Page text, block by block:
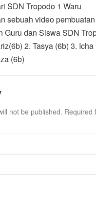
SDN Tropodo 1 Waru
sebuah video
Guru dan Siswa SDN
2. Tasya (6b) 3. Icha
(6b)
not be published. Required